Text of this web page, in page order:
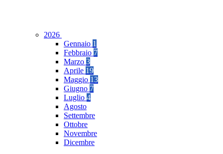
2026
Gennaio 1
Febbraio 7
Marzo 3
Aprile 19
Maggio 13
Giugno 7
Luglio 4
Agosto
Settembre
Ottobre
Novembre
Dicembre